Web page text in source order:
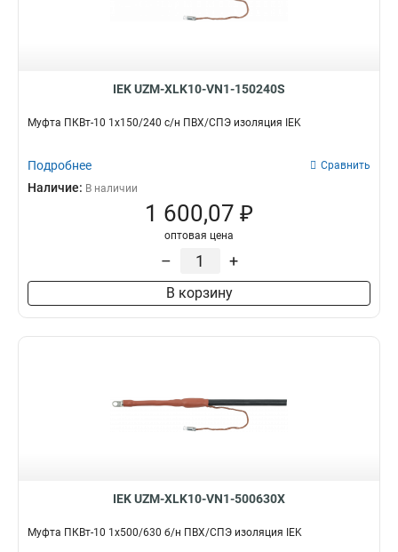
IEK UZM-XLK10-VN1-150240S
Муфта ПКВт-10 1х150/240 с/н ПВХ/СПЭ изоляция IEK
Подробнее Сравнить
Наличие: В наличии
1 600,07 ₽
оптовая цена
– +
В корзину
IEK UZM-XLK10-VN1-500630X
Муфта ПКВт-10 1х500/630 б/н ПВХ/СПЭ изоляция IEK